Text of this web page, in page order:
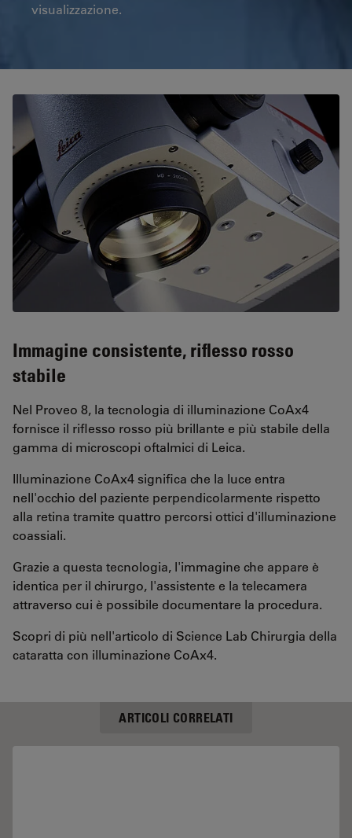
visualizzazione.
Immagine consistente, riflesso rosso
stabile
Nel Proveo 8, la tecnologia di illuminazione CoAx4
fornisce il riflesso rosso più brillante e più stabile della
gamma di microscopi oftalmici di Leica.
Illuminazione CoAx4 significa che la luce entra
nell'occhio del paziente perpendicolarmente rispetto
alla retina tramite quattro percorsi ottici d'illuminazione
coassiali.
Grazie a questa tecnologia, l'immagine che appare è
identica per il chirurgo, l'assistente e la telecamera
attraverso cui è possibile documentare la procedura.
Scopri di più nell'articolo di Science Lab Chirurgia della
cataratta con illuminazione CoAx4.
ARTICOLI CORRELATI